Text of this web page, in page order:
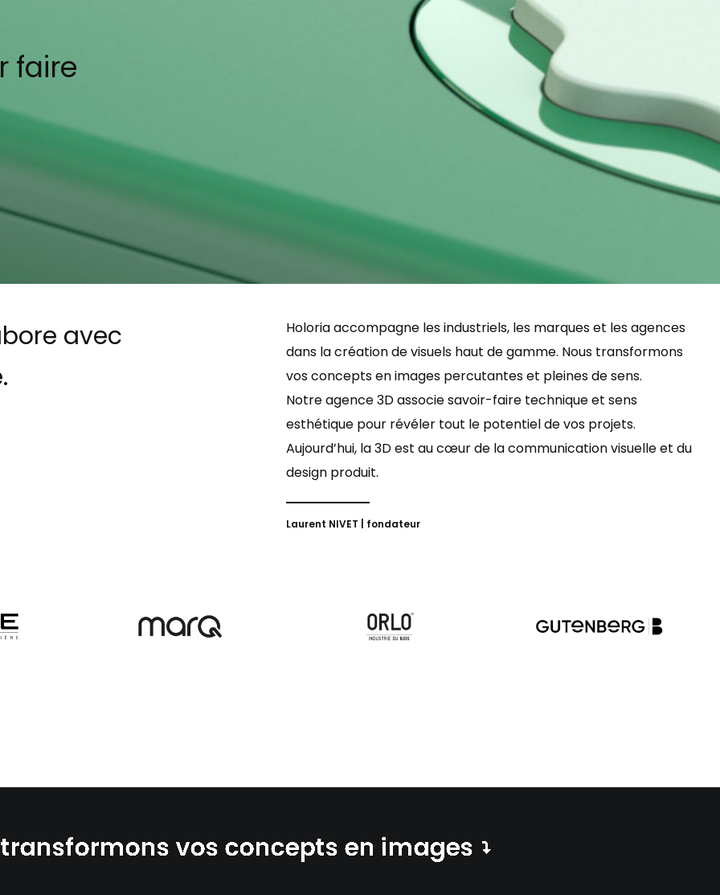
faire
avec
Holoria accompagne les industriels, les marques et les agences
dans la création de visuels haut de gamme. Nous transformons
vos concepts en images percutantes et pleines de sens.
Notre agence 3D associe savoir-faire technique et sens
esthétique pour révéler tout le potentiel de vos projets.
Aujourd’hui, la 3D est au cœur de la communication visuelle et du
design produit.
Laurent NIVET | fondateur
vos concepts en images